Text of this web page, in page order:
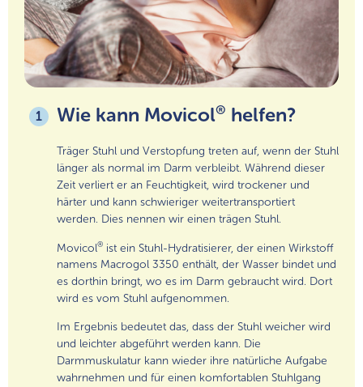
1 Wie kann Movicol® helfen?
Träger Stuhl und Verstopfung treten auf, wenn der Stuhl
länger als normal im Darm verbleibt. Während dieser
Zeit verliert er an Feuchtigkeit, wird trockener und
härter und kann schwieriger weitertransportiert
werden. Dies nennen wir einen trägen Stuhl.
Movicol®ist ein Stuhl-Hydratisierer, der einen Wirkstoff
namens Macrogol 3350 enthält, der Wasser bindet und
es dorthin bringt, wo es im Darm gebraucht wird. Dort
wird es vom Stuhl aufgenommen.
Im Ergebnis bedeutet das, dass der Stuhl weicher wird
und leichter abgeführt werden kann. Die
Darmmuskulatur kann wieder ihre natürliche Aufgabe
wahrnehmen und für einen komfortablen Stuhlgang